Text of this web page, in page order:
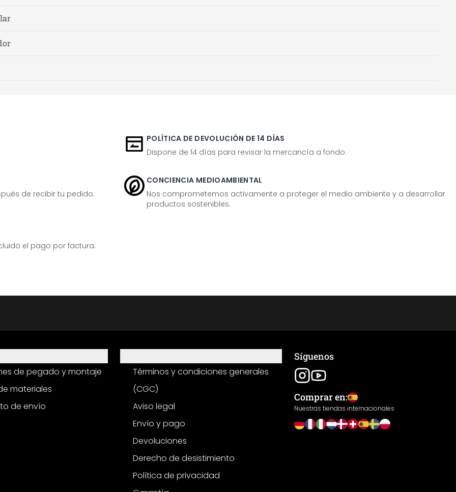
POLÍTICA DE DEVOLUCIÓN DE 14 DÍAS
Dispone de 14 días para revisar la mercancía a fondo.
de recibir tu pedido.
CONCIENCIA MEDIOAMBIENTAL
Nos comprometemos activamente a proteger el medio ambiente y a desarrollar
productos sostenibles.
el pago por factura.
de pegado y montaje
materiales
de envío
Términos y condiciones generales
(CGC)
Aviso legal
Envío y pago
Devoluciones
Derecho de desistimiento
Política de privacidad
Síguenos
Comprar en:
Nuestras tiendas internacionales